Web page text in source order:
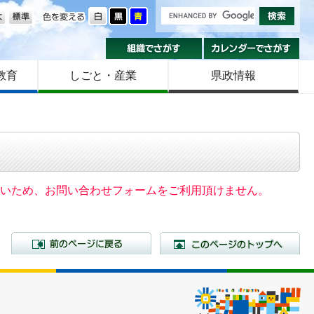
色を変える
大きさ
組織でさがす
育 しごと・産業 県政情報
ため、お問い合わせフォームをご利用頂けません。
前のページに戻る